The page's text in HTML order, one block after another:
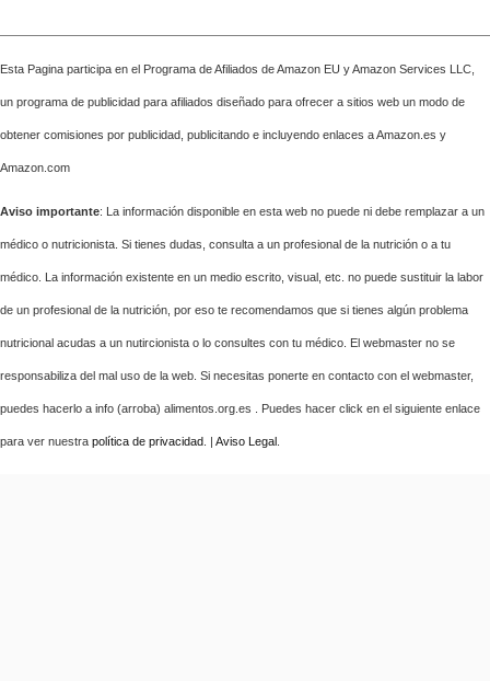
Esta Pagina participa en el Programa de Afiliados de Amazon EU y Amazon Services LLC,
un programa de publicidad para afiliados diseñado para ofrecer a sitios web un modo de
obtener comisiones por publicidad, publicitando e incluyendo enlaces a Amazon.es y
Amazon.com
Aviso importante: La información disponible en esta web no puede ni debe remplazar a un
médico o nutricionista. Si tienes dudas, consulta a un profesional de la nutrición o a tu
médico. La información existente en un medio escrito, visual, etc. no puede sustituir la labor
de un profesional de la nutrición, por eso te recomendamos que si tienes algún problema
nutricional acudas a un nutircionista o lo consultes con tu médico. El webmaster no se
responsabiliza del mal uso de la web. Si necesitas ponerte en contacto con el webmaster,
puedes hacerlo a info (arroba) alimentos.org.es . Puedes hacer click en el siguiente enlace
para ver nuestra política de privacidad . | Aviso Legal